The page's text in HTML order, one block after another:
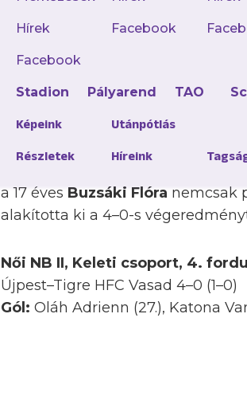
Hírek
Facebook
Facebook
Stadion Pályarend TAO
Képeink Utánpótlás
Részletek Híreink
Oroszi Sándor
Kristóf Sportközpontban nyert
Az első fordulóban góllal
a 17 éves Buzsáki Flóra nemcsak
alakította ki a 4–0-s
Női NB II, Keleti csoport, 4.
Újpest–Tigre HFC Vasad 4–0 (1–0)
Gól: Oláh Adrienn (27.), Katona